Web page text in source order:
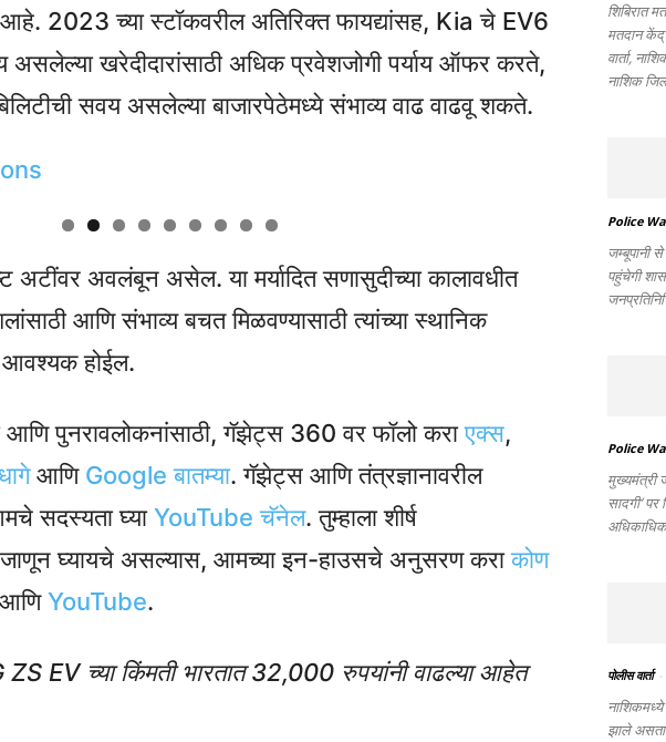
आहे. 2023 च्या स्टॉकवरील अतिरिक्त फायद्यांसह, Kia चे EV6
असलेल्या खरेदीदारांसाठी अधिक प्रवेशजोगी पर्याय ऑफर करते,
सवय असलेल्या बाजारपेठेमध्ये संभाव्य वाढ वाढवू शकते.
अटींवर अवलंबून असेल. या मर्यादित सणासुदीच्या कालावधीत
आणि संभाव्य बचत मिळवण्यासाठी त्यांच्या स्थानिक
आवश्यक होईल.
आणि पुनरावलोकनांसाठी, गॅझेट्स 360 वर फॉलो कराएक्स,
धागेआणि Google बातम्या. गॅझेट्स आणि तंत्रज्ञानावरील
सदस्यता घ्याYouTube चॅनेल. तुम्हाला शीर्ष
जाणून घ्यायचे असल्यास, आमच्या इन-हाउसचे अनुसरण कराकोण
YouTube.
ZS EV च्या किंमती भारतात 32,000 रुपयांनी वाढल्या आहेत
शिबिरात
मतदान
वार्ता,
नाशिक
Police
जम्बूपानी
पहुंचेगी
Police
मुख्यमंत्री
सादगी’
पोलीस वार्ता
झाले